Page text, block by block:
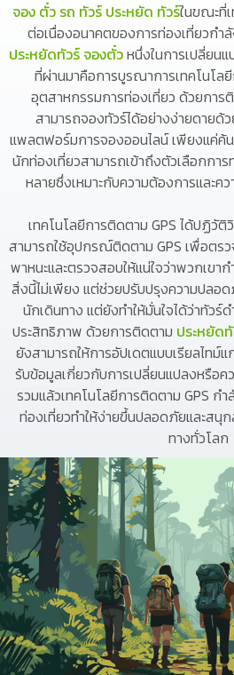
จอง ตั๋ว รถ ทัวร์ ประหยัด ทัวร์ในขณะที่
ต่อเนื่องอนาคตของการท่องเที่ยวกำ
ประหยัดทัวร์ จองตั๋วหนึ่งในการเปลี่ยน
ที่ผ่านมาคือการบูรณาการเทคโนโล
อุตสาหกรรมการท่องเที่ยว ด้วยการ
สามารถจองทัวร์ได้อย่างง่ายดายด้
แพลตฟอร์มการจองออนไลน์ เพียงแค่ค้น
นักท่องเที่ยวสามารถเข้าถึงตัวเลือกกา
หลายซึ่งเหมาะกับความต้องการและค
เทคโนโลยีการติดตาม GPS ได้ปฏิวัติ
สามารถใช้อุปกรณ์ติดตาม GPS เพื่อตร
พาหนะและตรวจสอบให้แน่ใจว่าพวกเข
สิ่งนี้ไม่เพียง แต่ช่วยปรับปรุงความปลอ
นักเดินทาง แต่ยังทำให้มั่นใจได้ว่าทัวร์
ประสิทธิภาพ ด้วยการติดตาม ประหยัด
ยังสามารถให้การอัปเดตแบบเรียลไทม์
รับข้อมูลเกี่ยวกับการเปลี่ยนแปลงหรือค
รวมแล้วเทคโนโลยีการติดตาม GPS ก
ท่องเที่ยวทำให้ง่ายขึ้นปลอดภัยและสนุ
ทางทั่วโลก